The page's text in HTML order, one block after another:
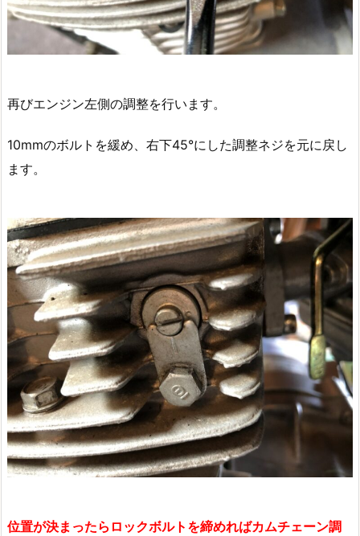
再びエンジン左側の調整を行います。
10mmのボルトを緩め、右下45°にした調整ネジを元に戻し
ます。
位置が決まったらロックボルトを締めればカムチェーン調